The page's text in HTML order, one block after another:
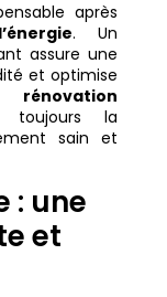
après
. Un
assure une
et optimise
rénovation
toujours la
sain et
: une
et